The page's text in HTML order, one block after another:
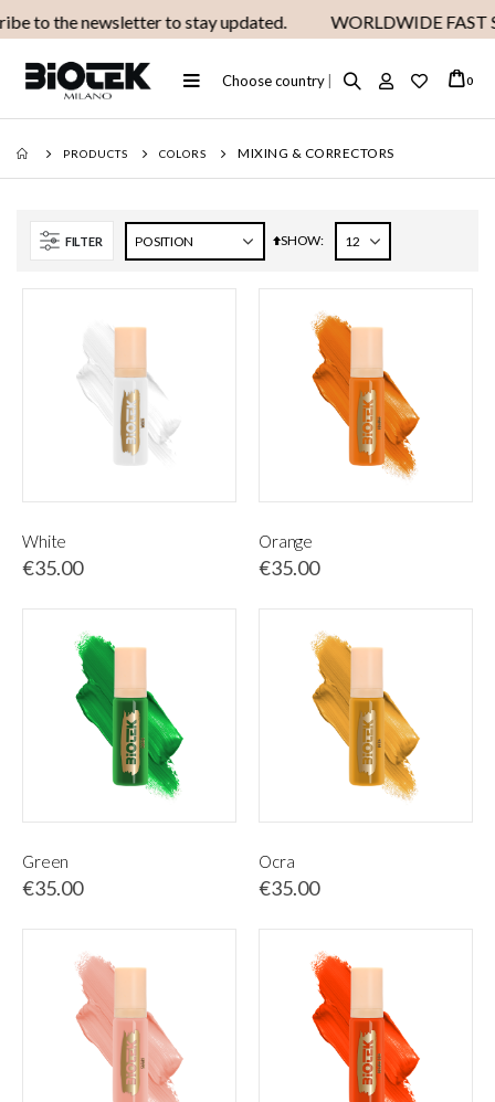
to the newsletter to stay updated. WORLDWIDE FAST
Toggle
Nav
Choose country Cart
0
PRODUCTS COLORS MIXING & CORRECTORS
FILTER Set
Direction
SHOW
White
€35.00
Orange
€35.00
Green
€35.00
Ocra
€35.00